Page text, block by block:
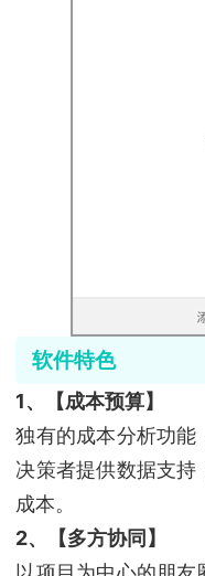
软件特色
1、【成本预算】
独有的成本分析功能
决策者提供数据支
成本。
2、【多方协同】